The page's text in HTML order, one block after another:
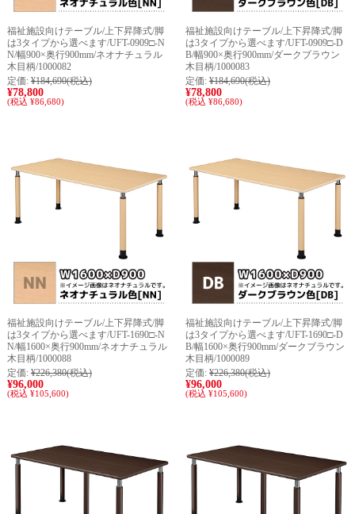
福祉施設向けテーブル/上下昇降式/脚
は3タイプから選べます/UFT-0909□-N
N/幅900×奥行900mm/ネオナチュラル
木目柄/1000082
定価: ¥184,690(税込)
¥78,800
(税込 ¥86,680)
福祉施設向けテーブル/上下昇降式/脚
は3タイプから選べます/UFT-0909□-D
B/幅900×奥行900mm/ダークブラウン
木目柄/1000083
定価: ¥184,690(税込)
¥78,800
(税込 ¥86,680)
福祉施設向けテーブル/上下昇降式/脚
は3タイプから選べます/UFT-1690□-N
N/幅1600×奥行900mm/ネオナチュラル
木目柄/1000088
定価: ¥226,380(税込)
¥96,000
(税込 ¥105,600)
福祉施設向けテーブル/上下昇降式/脚
は3タイプから選べます/UFT-1690□-D
B/幅1600×奥行900mm/ダークブラウン
木目柄/1000089
定価: ¥226,380(税込)
¥96,000
(税込 ¥105,600)